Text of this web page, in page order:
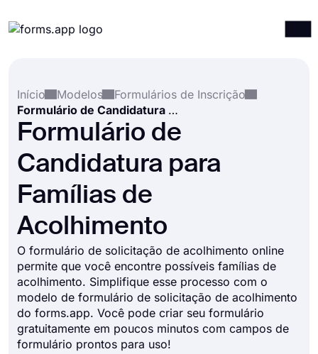
Integrações
Modelos
Recursos
Início
Modelos
Formulários de Inscrição
Formulário de Candidatura para Famílias de Acolhimento
Formulário de
Candidatura para
Famílias de
Acolhimento
O formulário de solicitação de acolhimento online
permite que você encontre possíveis famílias de
acolhimento. Simplifique esse processo com o
modelo de formulário de solicitação de acolhimento
do forms.app. Você pode criar seu formulário
gratuitamente em poucos minutos com campos de
formulário prontos para uso!